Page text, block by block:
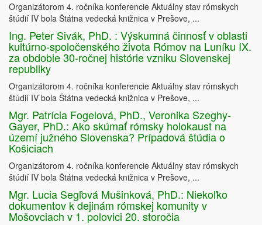
Organizátorom 4. ročníka konferencie Aktuálny stav rómskych
štúdií IV bola Štátna vedecká knižnica v Prešove, ...
Ing. Peter Sivák, PhD. : Výskumná činnosť v oblasti
kultúrno-spoločenského života Rómov na Luníku IX.
za obdobie 30-ročnej histórie vzniku Slovenskej
republiky
Organizátorom 4. ročníka konferencie Aktuálny stav rómskych
štúdií IV bola Štátna vedecká knižnica v Prešove, ...
Mgr. Patrícia Fogelová, PhD., Veronika Szeghy-
Gayer, PhD.: Ako skúmať rómsky holokaust na
území južného Slovenska? Prípadová štúdia o
Košiciach
Organizátorom 4. ročníka konferencie Aktuálny stav rómskych
štúdií IV bola Štátna vedecká knižnica v Prešove, ...
Mgr. Lucia Segľová Mušinková, PhD.: Niekoľko
dokumentov k dejinám rómskej komunity v
Mošovciach v 1. polovici 20. storočia